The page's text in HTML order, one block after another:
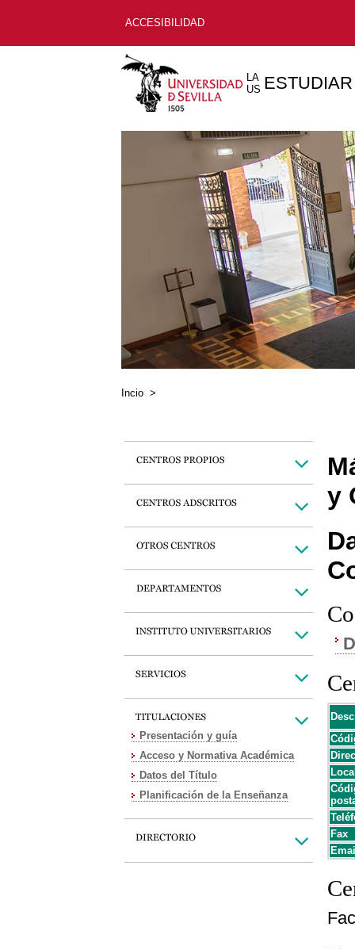
ACCESIBILIDAD
LA
US ESTUDIAR
Incio >
Presentación y guía
Acceso y Normativa Académica
Datos del Título
Planificación de la Enseñanza
y
Fax